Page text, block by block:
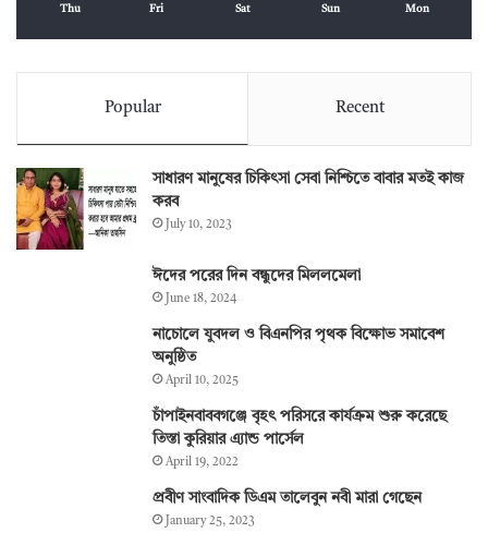
Thu Fri Sat Sun Mon
Popular Recent
সাধারণ মানুষের চিকিৎসা সেবা নিশ্চিতে বাবার মতই কাজ
করব
July 10, 2023
ঈদের পরের দিন বন্ধুদের মিললমেলা
June 18, 2024
নাচোলে যুবদল ও বিএনপির পৃথক বিক্ষোভ সমাবেশ
অনুষ্ঠিত
April 10, 2025
চাঁপাইনবাববগঞ্জে বৃহৎ পরিসরে কার্যক্রম শুরু করেছে
তিস্তা কুরিয়ার এ্যান্ড পার্সেল
April 19, 2022
প্রবীণ সাংবাদিক ডিএম তালেবুন নবী মারা গেছেন
January 25, 2023